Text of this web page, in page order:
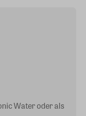
Water oder als